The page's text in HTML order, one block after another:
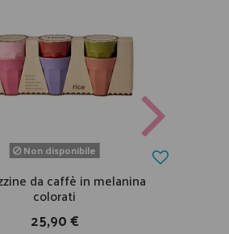
Non disponibile
da caffè in melanina
colorati
25,90 €